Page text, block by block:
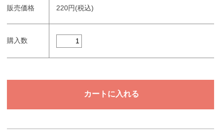
販売価格 220円(税込)
購入数